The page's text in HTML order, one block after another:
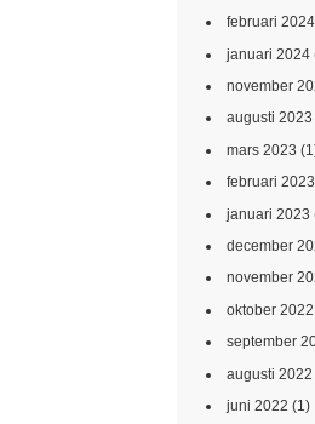
februari 2024
januari 2024
november
augusti 2023
mars 2023
februari 2023
januari 2023
december
november
oktober 2022
september
augusti 2022
juni 2022 (1)